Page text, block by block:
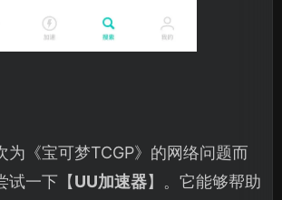
为《宝可梦TCGP》的网络问题而
试一下【UU加速器】。它能够帮助